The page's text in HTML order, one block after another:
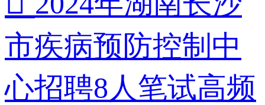
市疾病预防控制中
心招聘8人笔试高频